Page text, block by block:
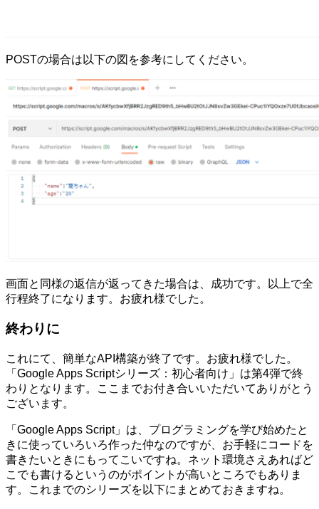
POSTの場合は以下の図を参考にしてください。
画面と同様の返信が返ってきた場合は、成功です。以上で全
行程終了になります。お疲れ様でした。
終わりに
これにて、簡単なAPI構築が終了です。お疲れ様でした。
「Google Apps Scriptシリーズ：初心者向け」は第4弾で終
わりとなります。ここまでお付き合いいただいてありがとう
ございます。
「Google Apps Script」は、プログラミングを学び始めたと
きに使っていろいろ作った仲なのですが、お手軽にコードを
書きたいときにもってこいですね。ネット環境さえあればど
こでも書けるというのがポイントが高いところでもありま
す。これまでのシリーズを以下にまとめておきますね。